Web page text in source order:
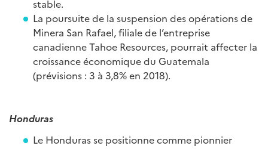
stable.
La poursuite de la suspension des opérations de
Minera San Rafael, filiale de l’entreprise
canadienne Tahoe Resources, pourrait affecter la
croissance économique du Guatemala
(prévisions : 3 à 3,8% en 2018).
Honduras
Le Honduras se positionne comme pionnier